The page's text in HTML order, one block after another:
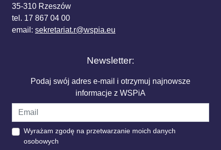
35-310 Rzeszów
tel. 17 867 04 00
email: sekretariat.r@wspia.eu
Newsletter:
Podaj swój adres e-mail i otrzymuj najnowsze
informacje z WSPiA
Wyrażam zgodę na przetwarzanie moich danych
osobowych